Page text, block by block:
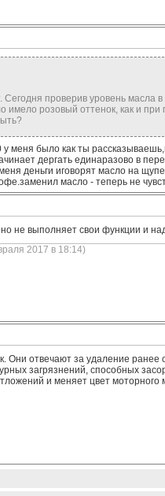
проверив уровень масла
имело розовый оттенок, как и
меня было как ты
дергать единаразово в
деньги иговорят масло на
масло - теперь не
не выполняет свои функции и
2017 в 18:14)
Они отвечают за удаление
загрязнений, способных
и меняет цвет моторного